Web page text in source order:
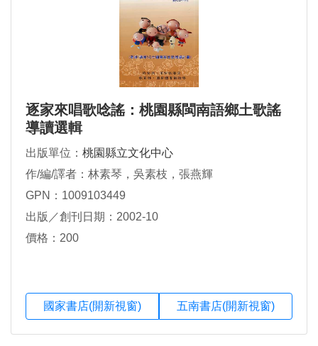
逐家來唱歌唸謠：桃園縣閩南語鄉土歌謠
導讀選輯
出版單位： 桃園縣立文化中心
作/編/譯者：林素琴，吳素枝，張燕輝
GPN：1009103449
出版／創刊日期：2002-10
價格：200
國家書店(開新視窗) 五南書店(開新視窗)